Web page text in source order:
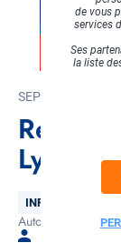
SEPTEMBRE 2023
Lyon !
Thématique
INFOGÉRANCE
Tags
Automobile
de vous
services
Ses
la liste